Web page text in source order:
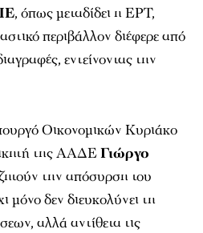
, όπως μεταδίδει η ΕΡΤ,
περιβάλλον διέφερε από
εντείνοντας την
Οικονομικών Κυριάκο
της ΑΑΔΕΓιώργο
την απόσυρση του
μόνο δεν διευκολύνει τη
αλλά αντίθετα τις